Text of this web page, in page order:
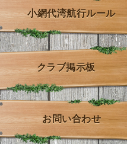
小網代湾航行ルール
クラブ掲示板
お問い合わせ